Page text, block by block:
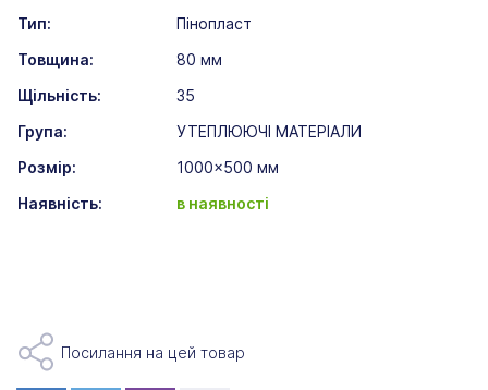
Тип:
Пінопласт
Товщина:
80 мм
Щільність:
35
Група:
УТЕПЛЮЮЧІ МАТЕРІАЛИ
Розмір:
1000x500 мм
Наявність:
в наявності
Посилання на цей товар